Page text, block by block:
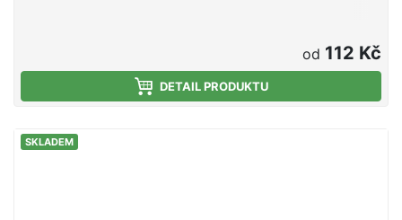
od 112 Kč
DETAIL PRODUKTU
SKLADEM